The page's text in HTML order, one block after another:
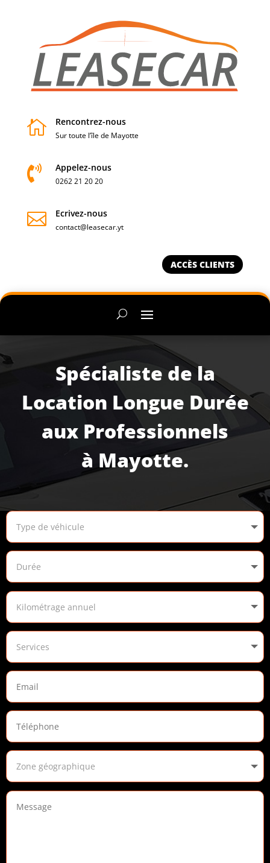
 Rencontrez-nous
Sur toute l’île de Mayotte
 Appelez-nous
0262 21 20 20
 Ecrivez-nous
contact@leasecar.yt
ACCÈS CLIENTS
Spécialiste de la
Location Longue Durée
aux Professionnels
à Mayotte.